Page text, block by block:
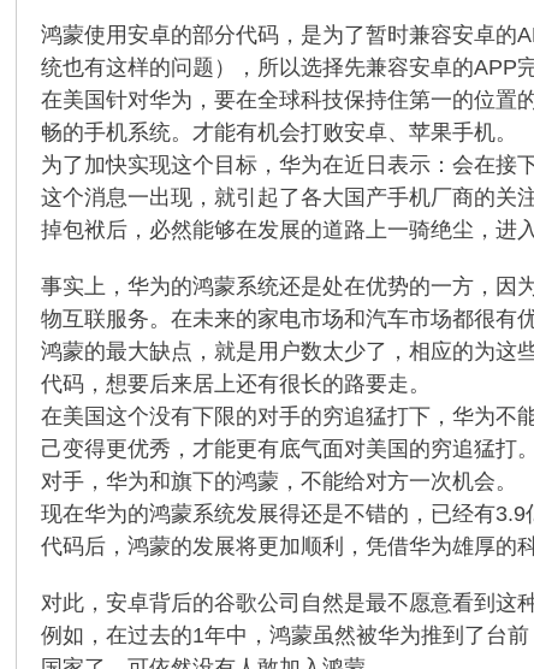
鸿蒙使用安卓的部分代码，是为了暂时兼容安卓的
统也有这样的问题），所以选择先兼容安卓的APP
在美国针对华为，要在全球科技保持住第一的位置
畅的手机系统。才能有机会打败安卓、苹果手机。
为了加快实现这个目标，华为在近日表示：会在接
这个消息一出现，就引起了各大国产手机厂商的关
掉包袱后，必然能够在发展的道路上一骑绝尘，进
事实上，华为的鸿蒙系统还是处在优势的一方，因
物互联服务。在未来的家电市场和汽车市场都很有
鸿蒙的最大缺点，就是用户数太少了，相应的为这
代码，想要后来居上还有很长的路要走。
在美国这个没有下限的对手的穷追猛打下，华为不
己变得更优秀，才能更有底气面对美国的穷追猛打
对手，华为和旗下的鸿蒙，不能给对方一次机会。
现在华为的鸿蒙系统发展得还是不错的，已经有
代码后，鸿蒙的发展将更加顺利，凭借华为雄厚的
对此，安卓背后的谷歌公司自然是最不愿意看到这
例如，在过去的1年中，鸿蒙虽然被华为推到了台